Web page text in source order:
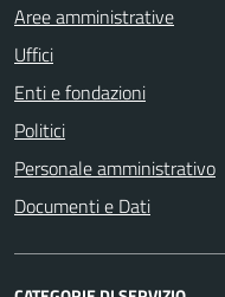
Aree amministrative
Uffici
Enti e fondazioni
Politici
Personale amministrativo
Documenti e Dati